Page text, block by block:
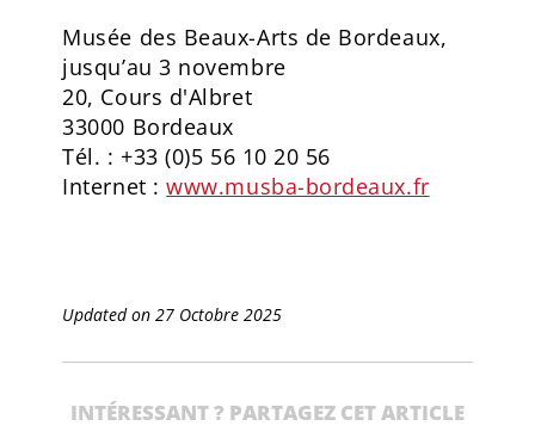
Musée des Beaux-Arts de Bordeaux,
jusqu’au 3 novembre
20, Cours d'Albret
33000 Bordeaux
Tél. : +33 (0)5 56 10 20 56
Internet :www.musba-bordeaux.fr
Updated on 27 Octobre 2025
INTÉRESSANT ? PARTAGEZ CET ARTICLE